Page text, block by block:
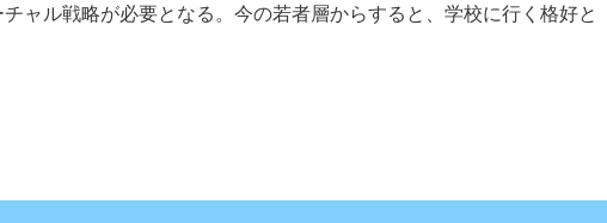
ャル戦略が必要となる。今の若者層からすると、学校に行く格好と